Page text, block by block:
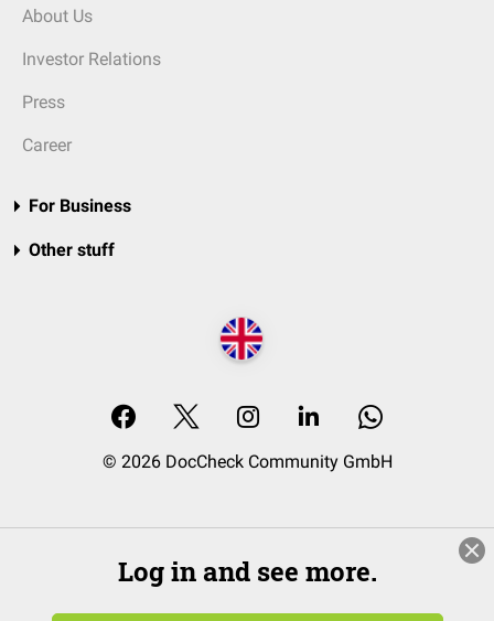
About Us
Investor Relations
Press
Career
For Business
Other stuff
© 2026 DocCheck Community GmbH
Log in and see more.